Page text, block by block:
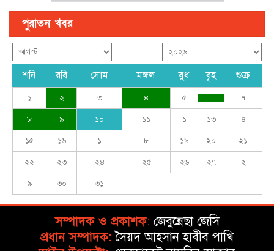
পুরাতন খবর
শনি রবি সোম মঙ্গল বুধ বৃহ শুক্র
১ ২ ৩ ৪ ৫ ৭
৮ ৯ ১০ ১১ ১ ১৩ ৪
১৫ ১৬ ১ ৮ ১৯ ২০ ২১
২২ ২৩ ২৪ ২৫ ২৬ ২৭ ২
৯ ৩০ ৩১
সম্পাদক ও প্রকাশক: জেবুন্নেছা জেসি
প্রধান সম্পাদক: সৈয়দ আহসান হাবীব পাখি